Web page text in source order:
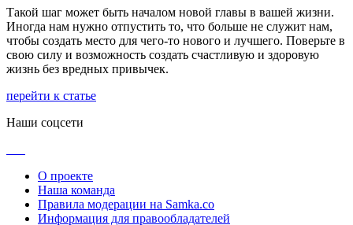
Такой шаг может быть началом новой главы в вашей жизни.
Иногда нам нужно отпустить то, что больше не служит нам,
чтобы создать место для чего-то нового и лучшего. Поверьте в
свою силу и возможность создать счастливую и здоровую
жизнь без вредных привычек.
перейти к статье
Наши соцсети
О проекте
Наша команда
Правила модерации на Samka.co
Информация для правообладателей